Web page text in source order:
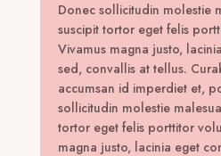
Donec sollicitudin molestie
suscipit tortor eget felis
Vivamus magna justo,
sed, convallis at tellus.
accumsan id imperdiet et,
sollicitudin molestie
tortor eget felis porttitor
magna justo, lacinia eget